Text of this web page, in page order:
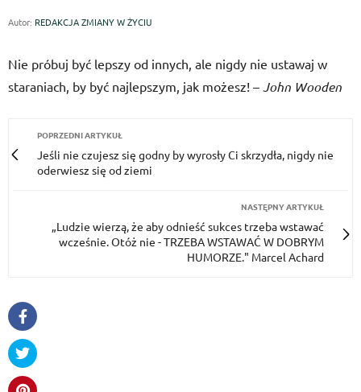
Autor: REDAKCJA ZMIANY W ŻYCIU
Nie próbuj być lepszy od innych, ale nigdy nie ustawaj w
staraniach, by być najlepszym, jak możesz! – John Wooden
POPRZEDNI ARTYKUŁ
Jeśli nie czujesz się godny by wyrosły Ci skrzydła, nigdy nie
oderwiesz się od ziemi
NASTĘPNY ARTYKUŁ
„Ludzie wierzą, że aby odnieść sukces trzeba wstawać
wcześnie. Otóż nie - TRZEBA WSTAWAĆ W DOBRYM
HUMORZE." Marcel Achard